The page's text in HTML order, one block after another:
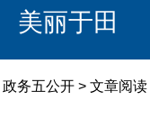
美丽于田
政务五公开 > 文章阅